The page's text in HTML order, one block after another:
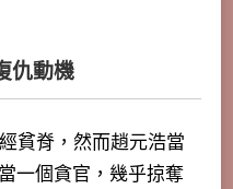
仇動機
貧脊，然而趙元浩當
一個貪官，幾乎掠奪